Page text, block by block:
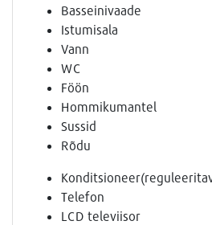
Basseinivaade
Istumisala
Vann
WC
Föön
Hommikumantel
Sussid
Rõdu
Telefon
LCD televiisor